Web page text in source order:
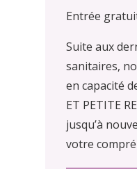
Entrée
Suite aux
sanitaires,
en capacité
ET PETITE
jusqu’à
votre